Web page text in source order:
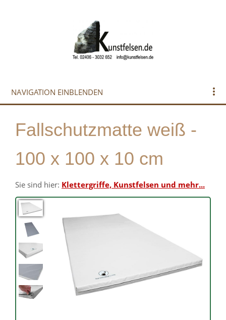
NAVIGATION EINBLENDEN
Fallschutzmatte weiß -
100 x 100 x 10 cm
Sie sind hier: Klettergriffe, Kunstfelsen und mehr...